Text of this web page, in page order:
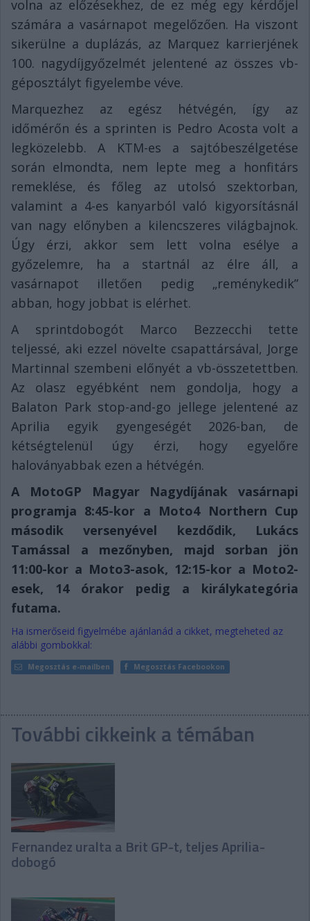
volna az előzésekhez, de ez még egy kérdőjel
számára a vasárnapot megelőzően. Ha viszont
sikerülne a duplázás, az Marquez karrierjének
100. nagydíjgyőzelmét jelentené az összes vb-
géposztályt figyelembe véve.
Marquezhez az egész hétvégén, így az
időmérőn és a sprinten is Pedro Acosta volt a
legközelebb. A KTM-es a sajtóbeszélgetése
során elmondta, nem lepte meg a honfitárs
remeklése, és főleg az utolsó szektorban,
valamint a 4-es kanyarból való kigyorsításnál
van nagy előnyben a kilencszeres világbajnok.
Úgy érzi, akkor sem lett volna esélye a
győzelemre, ha a startnál az élre áll, a
vasárnapot illetően pedig „reménykedik”
abban, hogy jobbat is elérhet.
A sprintdobogót Marco Bezzecchi tette
teljessé, aki ezzel növelte csapattársával, Jorge
Martinnal szembeni előnyét a vb-összetettben.
Az olasz egyébként nem gondolja, hogy a
Balaton Park stop-and-go jellege jelentené az
Aprilia egyik gyengeségét 2026-ban, de
kétségtelenül úgy érzi, hogy egyelőre
haloványabbak ezen a hétvégén.
A MotoGP Magyar Nagydíjának vasárnapi
programja 8:45-kor a Moto4 Northern Cup
második versenyével kezdődik, Lukács
Tamással a mezőnyben, majd sorban jön
11:00-kor a Moto3-asok, 12:15-kor a Moto2-
esek, 14 órakor pedig a királykategória
futama.
Ha ismerőseid figyelmébe ajánlanád a cikket, megteheted az
alábbi gombokkal:
Megosztás e-mailben Megosztás Facebookon
További cikkeink a témában
Fernandez uralta a Brit GP-t, teljes Aprilia-
dobogó